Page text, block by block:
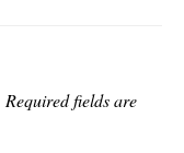
Required fields are